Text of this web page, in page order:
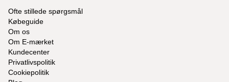
Ofte stillede spørgsmål
Købeguide
Om os
Om E-mærket
Kundecenter
Privatlivspolitik
Cookiepolitik